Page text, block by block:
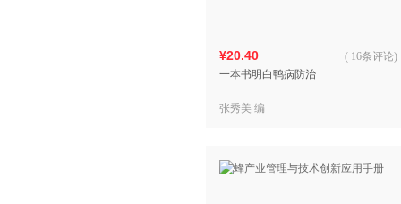
¥20.40
一本书明白鸭病防治
( 16条评论)
张秀美 编